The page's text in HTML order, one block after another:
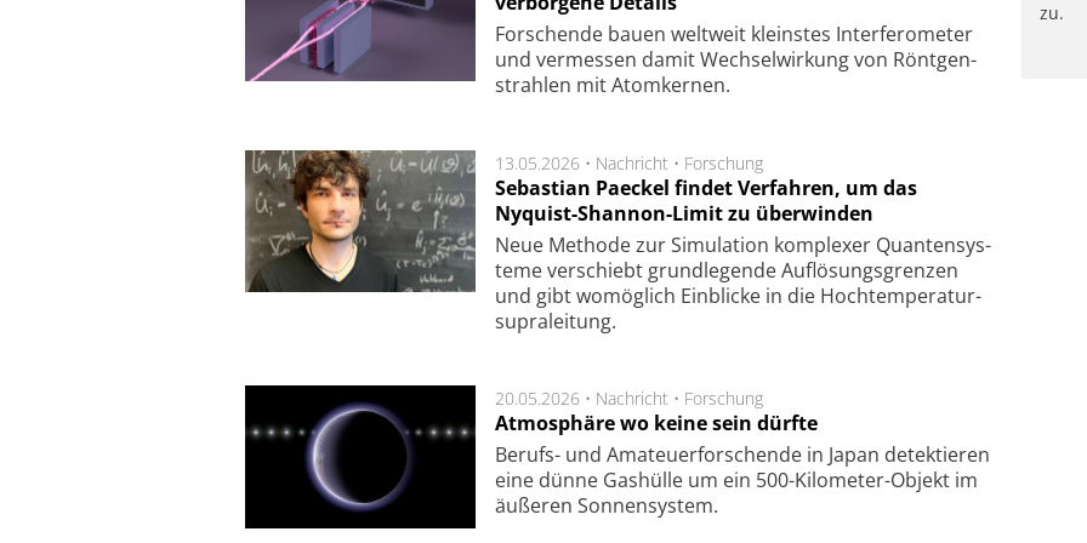
For­schen­de bau­en welt­weit kleins­tes In­ter­fe­ro­me­ter
und ver­mes­sen da­mit Wech­sel­wir­kung von Rönt­gen­
strah­len mit Atom­ker­nen.
13.05.2026 • Nachricht • Forschung
Sebastian Paeckel findet Verfahren, um das
Nyquist-Shannon-Limit zu überwinden
Neue Methode zur Simu­la­tion kom­ple­xer Quan­ten­sys­
te­me ver­schiebt grund­le­gen­de Auf­lösungs­gren­zen
und gibt wo­mög­lich Ein­blicke in die Hoch­tempe­ra­tur­
supra­lei­tung.
20.05.2026 • Nachricht • Forschung
Atmosphäre wo keine sein dürfte
Berufs- und Ama­teuer­for­schen­de in Japan de­tek­tie­ren
eine dün­ne Gas­hül­le um ein 500-Kilo­meter-Objekt im
äu­ße­ren Son­nen­sys­tem.
zu.